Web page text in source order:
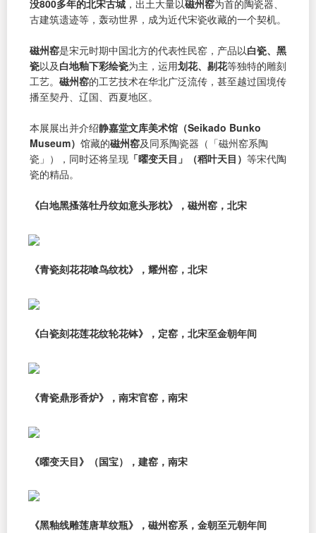
没800多年的北宋古城 ，出土大量以磁州窑为首的陶瓷器、
古建筑遗迹等，轰动世界，成为近代宋瓷收藏的一个契机。
磁州窑是宋元时期中国北方的代表性民窑，产品以白瓷、黑
瓷以及白地釉下彩绘瓷为主，运用划花、剔花等独特的雕刻
工艺。 磁州窑的工艺技术在华北广泛流传，甚至越过国境传
播至契丹、辽国、西夏地区。
本展展出并介绍静嘉堂文库美术馆（Seikado Bunko
Museum） 馆藏的磁州窑及同系陶瓷器（「磁州窑系陶
瓷」），同时还将呈现 「曜变天目」（稻叶天目） 等宋代陶
瓷的精品。
《白地黑搔落牡丹纹如意头形枕》，磁州窑，北宋
《青瓷刻花花喰鸟纹枕》，耀州窑，北宋
《白瓷刻花莲花纹轮花钵》，定窑，北宋至金朝年间
《青瓷鼎形香炉》，南宋官窑，南宋
《曜变天目》（国宝），建窑，南宋
《黑釉线雕莲唐草纹瓶》，磁州窑系，金朝至元朝年间